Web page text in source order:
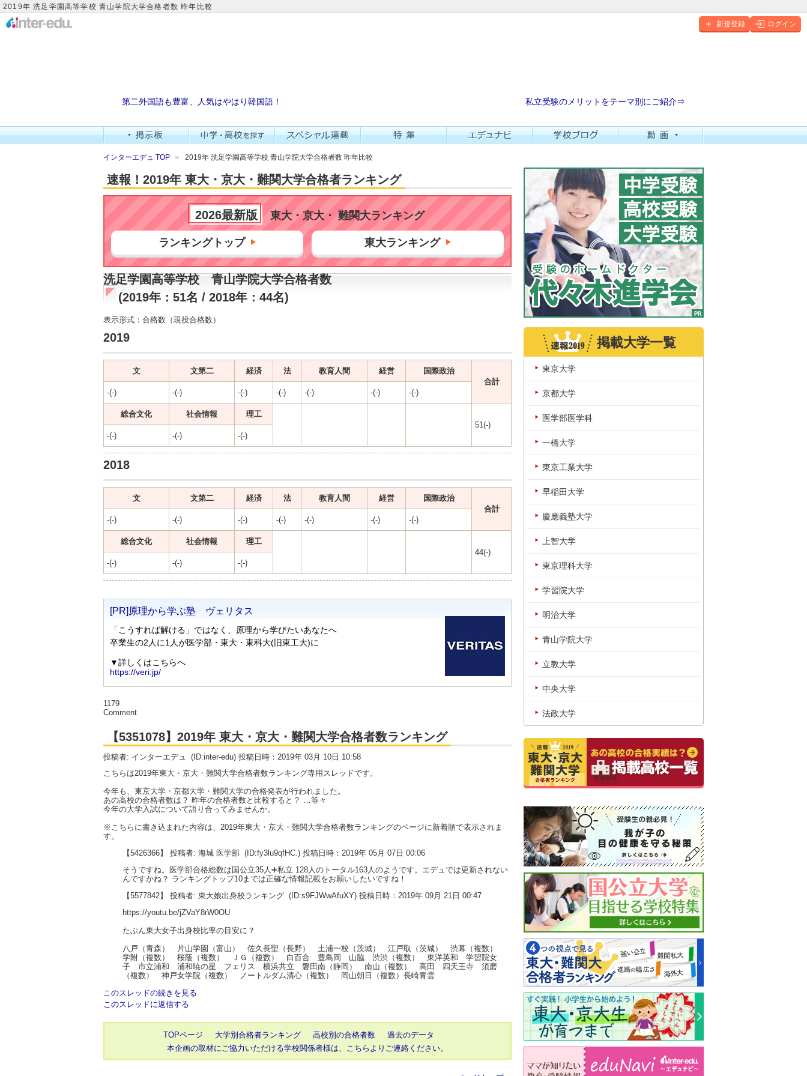
2019年 洗足学園高等学校 青山学院大学合格者数 昨年比較
新規登録 ログイン
第二外国語も豊富、人気はやはり韓国語！ 私立受験のメリットをテーマ別にご紹介⇒
インターエデュ TOP 2019年 洗足学園高等学校 青山学院大学合格者数 昨年比較
速報！2019年 東大・京大・難関大学合格者ランキング
2026最新版 東大・京大・ 難関大ランキング
ランキングトップ 東大ランキング
洗足学園高等学校 青山学院大学合格者数
(2019年：51名 / 2018年：44名)
表示形式：合格数（現役合格数）
2019
文 文第二 経済 法 教育人間 経営
国際政治
合計
-(-)
-(-) -(-) -(-) -(-) -(-) -(-)
総合文化 社会情報
理工
51(-)
-(-)
-(-) -(-)
2018
文 文第二 経済 法 教育人間 経営
国際政治
合計
-(-)
-(-) -(-) -(-) -(-) -(-) -(-)
総合文化 社会情報
理工
44(-)
-(-)
-(-) -(-)
1179
Comment
【5351078】2019年 東大・京大・難関大学合格者数ランキング
投稿者: インターエデュ
(ID:inter-edu) 投稿日時：2019年 03月 10日 10:58
こちらは2019年東大・京大・難関大学合格者数ランキング専用スレッドです。
今年も、東京大学・京都大学・難関大学の合格発表が行われました。
あの高校の合格者数は？ 昨年の合格者数と比較すると？ …等々
今年の大学入試について語り合ってみませんか。
※こちらに書き込まれた内容は、2019年東大・京大・難関大学合格者数ランキングのページに新着順で表示されま
す。
【5426366】 投稿者: 海城 医学部 (ID:fy3lu9qfHC.) 投稿日時：2019年 05月 07日 00:06
そうですね。医学部合格総数は国公立35人➕私立 128人のトータル163人のようです。エデュでは更新されない
んですかね？ ランキングトップ10までは正確な情報記載をお願いしたいですね！
【5577842】 投稿者: 東大娘出身校ランキング (ID:s9FJWwAfuXY) 投稿日時：2019年 09月 21日 00:47
https://youtu.be/jZVaY8rW0OU
たぶん東大女子出身校比率の目安に？
八戸（青森） 片山学園（富山） 佐久長聖（長野） 土浦一校（茨城） 江戸取（茨城） 渋幕（複数）
学附（複数） 桜蔭（複数） ＪＧ（複数） 白百合 豊島岡 山脇 渋渋（複数） 東洋英和 学習院女
子 市立浦和 浦和暁の星 フェリス 横浜共立 磐田南（静岡） 南山（複数） 高田 四天王寺 須磨
（複数） 神戸女学院（複数） ノートルダム清心（複数） 岡山朝日（複数）長崎青雲
このスレッドの続きを見る
このスレッドに返信する
TOPページ 大学別合格者ランキング 高校別の合格者数
過去のデータ
本企画の取材にご協力いただける学校関係者様は、こちらよりご連絡ください。
掲載大学一覧
東京大学
京都大学
医学部医学科
一橋大学
東京工業大学
早稲田大学
慶應義塾大学
上智大学
東京理科大学
学習院大学
明治大学
青山学院大学
立教大学
中央大学
法政大学